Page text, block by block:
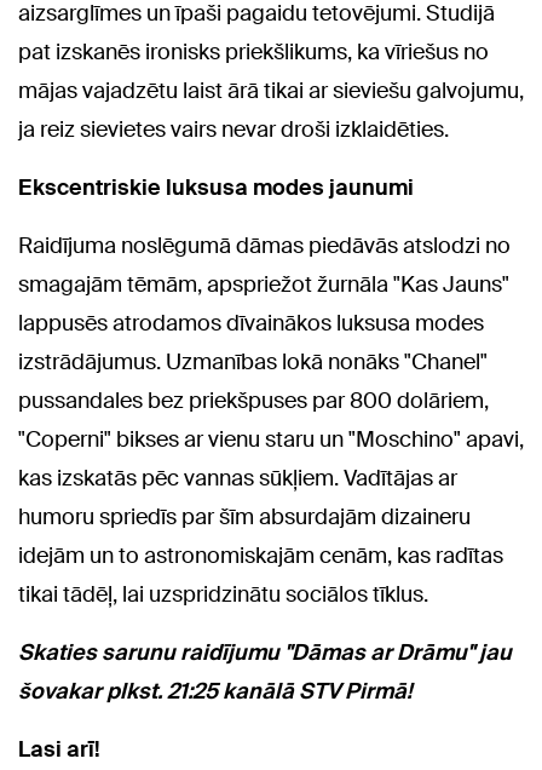
aizsarglīmes un īpaši pagaidu tetovējumi. Studijā
pat izskanēs ironisks priekšlikums, ka vīriešus no
mājas vajadzētu laist ārā tikai ar sieviešu galvojumu,
ja reiz sievietes vairs nevar droši izklaidēties.
Ekscentriskie luksusa modes jaunumi
Raidījuma noslēgumā dāmas piedāvās atslodzi no
smagajām tēmām, apspriežot žurnāla "Kas Jauns"
lappusēs atrodamos dīvainākos luksusa modes
izstrādājumus. Uzmanības lokā nonāks "Chanel"
pussandales bez priekšpuses par 800 dolāriem,
"Coperni" bikses ar vienu staru un "Moschino" apavi,
kas izskatās pēc vannas sūkļiem. Vadītājas ar
humoru spriedīs par šīm absurdajām dizaineru
idejām un to astronomiskajām cenām, kas radītas
tikai tādēļ, lai uzspridzinātu sociālos tīklus.
Skaties sarunu raidījumu "Dāmas ar Drāmu" jau
šovakar plkst. 21:25 kanālā STV Pirmā!
Lasi arī!